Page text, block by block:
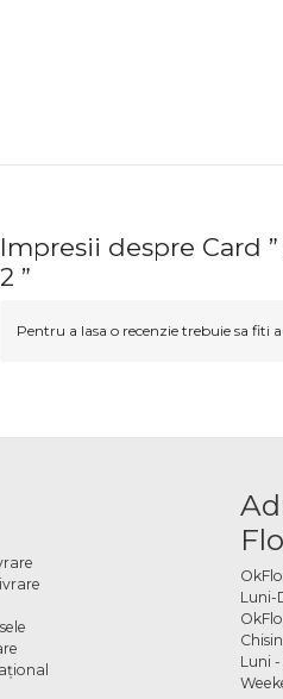
Impresii despre Card
2 ”
Pentru a lasa o recenzie trebuie sa fiti
Luni-
Luni